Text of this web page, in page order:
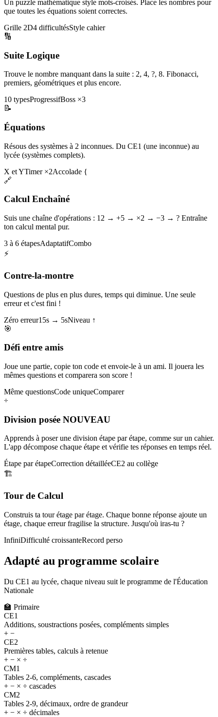
Un puzzle mathématique style mots-croisés. Place les nombres pour
que toutes les équations soient correctes.
Grille 2D4 difficultésStyle cahier
🔢
Suite Logique
Trouve le nombre manquant dans la suite : 2, 4, ?, 8. Fibonacci,
premiers, géométriques et plus encore.
10 typesProgressifBoss ×3
📝
Équations
Résous des systèmes à 2 inconnues. Du CE1 (une inconnue) au
lycée (systèmes complets).
X et YTimer ×2Accolade {
🔗
Calcul Enchaîné
Suis une chaîne d'opérations : 12 → +5 → ×2 → −3 → ? Entraîne
ton calcul mental pur.
3 à 6 étapesAdaptatifCombo
⚡
Contre-la-montre
Questions de plus en plus dures, temps qui diminue. Une seule
erreur et c'est fini !
Zéro erreur15s → 5sNiveau ↑
🎯
Défi entre amis
Joue une partie, copie ton code et envoie-le à un ami. Il jouera les
mêmes questions et comparera son score !
Même questionsCode uniqueComparer
÷
Division posée NOUVEAU
Apprends à poser une division étape par étape, comme sur un cahier.
L'app décompose chaque étape et vérifie tes réponses en temps réel.
Étape par étapeCorrection détailléeCE2 au collège
🏗️
Tour de Calcul
Construis ta tour étage par étage. Chaque bonne réponse ajoute un
étage, chaque erreur fragilise la structure. Jusqu'où iras-tu ?
InfiniDifficulté croissanteRecord perso
Adapté au programme scolaire
Du CE1 au lycée, chaque niveau suit le programme de l'Éducation
Nationale
🏫 Primaire
CE1
Additions, soustractions posées, compléments simples
+ −
CE2
Premières tables, calculs à retenue
+ − × ÷
CM1
Tables 2-6, compléments, cascades
+ − × ÷ cascades
CM2
Tables 2-9, décimaux, ordre de grandeur
+ − × ÷ décimales